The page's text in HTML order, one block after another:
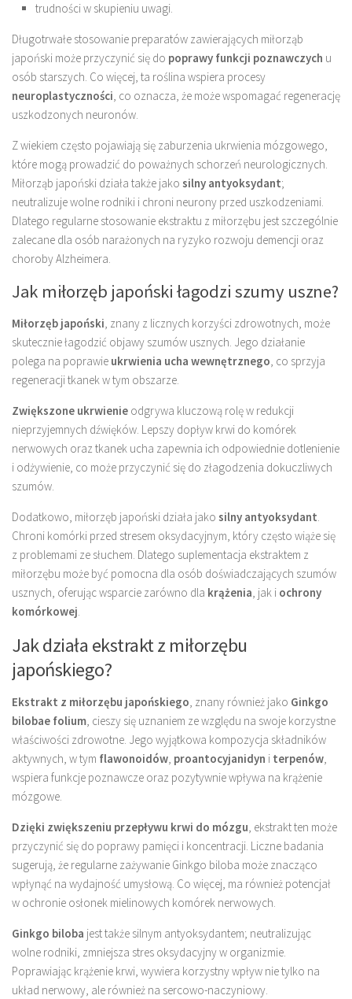
trudności w skupieniu uwagi.
Długotrwałe stosowanie preparatów zawierających miłorząb
japoński może przyczynić się do poprawy funkcji poznawczych u
osób starszych. Co więcej, ta roślina wspiera procesy
neuroplastyczności, co oznacza, że może wspomagać regenerację
uszkodzonych neuronów.
Z wiekiem często pojawiają się zaburzenia ukrwienia mózgowego,
które mogą prowadzić do poważnych schorzeń neurologicznych.
Miłorząb japoński działa także jako silny antyoksydant;
neutralizuje wolne rodniki i chroni neurony przed uszkodzeniami.
Dlatego regularne stosowanie ekstraktu z miłorzębu jest szczególnie
zalecane dla osób narażonych na ryzyko rozwoju demencji oraz
choroby Alzheimera.
Jak miłorzęb japoński łagodzi szumy uszne?
Miłorzęb japoński, znany z licznych korzyści zdrowotnych, może
skutecznie łagodzić objawy szumów usznych. Jego działanie
polega na poprawie ukrwienia ucha wewnętrznego, co sprzyja
regeneracji tkanek w tym obszarze.
Zwiększone ukrwienie odgrywa kluczową rolę w redukcji
nieprzyjemnych dźwięków. Lepszy dopływ krwi do komórek
nerwowych oraz tkanek ucha zapewnia ich odpowiednie dotlenienie
i odżywienie, co może przyczynić się do złagodzenia dokuczliwych
szumów.
Dodatkowo, miłorzęb japoński działa jako silny antyoksydant.
Chroni komórki przed stresem oksydacyjnym, który często wiąże się
z problemami ze słuchem. Dlatego suplementacja ekstraktem z
miłorzębu może być pomocna dla osób doświadczających szumów
usznych, oferując wsparcie zarówno dla krążenia, jak i ochrony
komórkowej.
Jak działa ekstrakt z miłorzębu
japońskiego?
Ekstrakt z miłorzębu japońskiego, znany również jako Ginkgo
bilobae folium, cieszy się uznaniem ze względu na swoje korzystne
właściwości zdrowotne. Jego wyjątkowa kompozycja składników
aktywnych, w tym flawonoidów, proantocyjanidyn i terpenów,
wspiera funkcje poznawcze oraz pozytywnie wpływa na krążenie
mózgowe.
Dzięki zwiększeniu przepływu krwi do mózgu, ekstrakt ten może
przyczynić się do poprawy pamięci i koncentracji. Liczne badania
sugerują, że regularne zażywanie Ginkgo biloba może znacząco
wpłynąć na wydajność umysłową. Co więcej, ma również potencjał
w ochronie osłonek mielinowych komórek nerwowych.
Ginkgo biloba jest także silnym antyoksydantem; neutralizując
wolne rodniki, zmniejsza stres oksydacyjny w organizmie.
Poprawiając krążenie krwi, wywiera korzystny wpływ nie tylko na
układ nerwowy, ale również na sercowo-naczyniowy.